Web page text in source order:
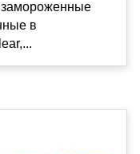
замороженные
в